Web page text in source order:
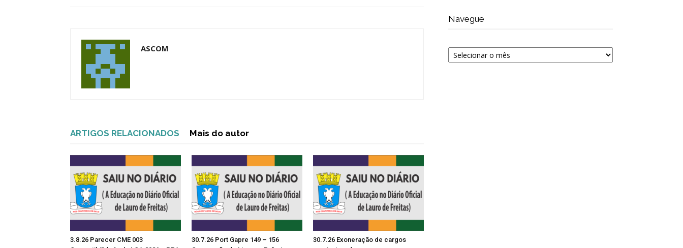
ASCOM
ARTIGOS RELACIONADOS Mais do autor
3.8.26 Parecer CME 003
30.7.26 Port Gapre 149 – 156
30.7.26 Exoneração de cargos
Navegue
Navegue